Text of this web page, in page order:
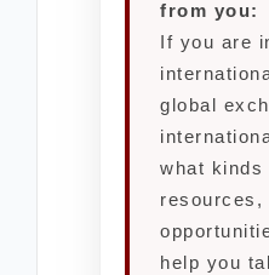
from you:
If you are
global
what kinds
resources,
help you